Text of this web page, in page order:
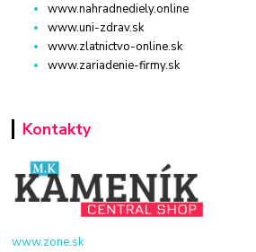
www.nahradnediely.online
www.uni-zdrav.sk
www.zlatnictvo-online.sk
www.zariadenie-firmy.sk
Kontakty
www.zone.sk